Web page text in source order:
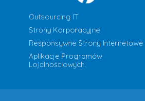
Outsourcing IT
Strony Korporacyjne
Responsywne Strony Internetowe
Aplikacje Programów
Lojalnościowych